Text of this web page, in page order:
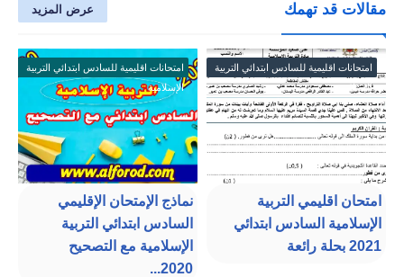
مقالات قد تهمك عرض المزيد
امتحانات اقليمية للسادس ابتدائي التربية
الإسلامية
امتحان اقليمي التربية
الإسلامية السادس ابتدائي
2021 بحلة رائعة
امتحانات اقليمية للسادس ابتدائي التربية
الإسلامية
نماذج الإمتحان الإقليمي
السادس ابتدائي التربية
الإسلامية مع التصحيح
2020...